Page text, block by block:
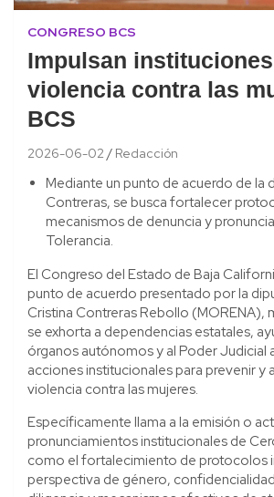
CONGRESO BCS
Impulsan
violencia contra las
BCS
2026-06-02 Redacción
Mediante un punto de acuerdo de la
Contreras, se busca fortalecer
mecanismos de denuncia y
Tolerancia.
El Congreso del Estado de Baja
punto de acuerdo presentado por la
Cristina Contreras Rebollo (MORENA),
se exhorta a dependencias estatales,
órganos autónomos y al Poder Judicial
acciones institucionales para prevenir y
violencia contra las mujeres.
Específicamente llama a la emisión o
pronunciamientos institucionales de
como el fortalecimiento de protocolos
perspectiva de género,